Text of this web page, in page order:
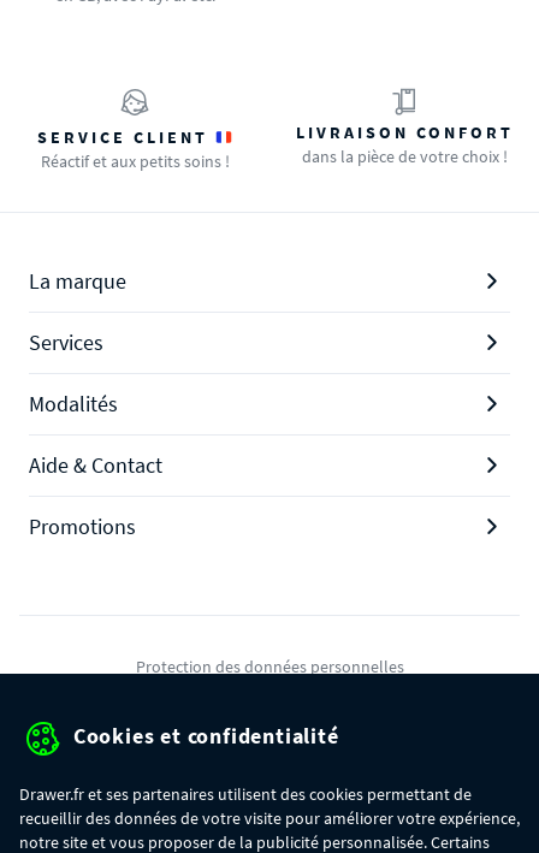
SERVICE CLIENT
Réactif et aux petits soins !
LIVRAISON CONFORT
dans la pièce de votre choix !
La marque
Services
Modalités
Aide & Contact
Promotions
Protection des données personnelles
Gérer mes cookies
Cookies et confidentialité
Drawer.fr et ses partenaires utilisent des cookies permettant de
recueillir des données de votre visite pour améliorer votre expérience,
notre site et vous proposer de la publicité personnalisée. Certains